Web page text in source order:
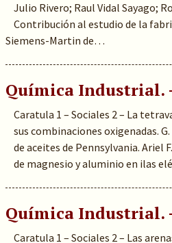
Julio Rivero; Raul Vidal Sayago;
Contribución al estudio de la
Siemens-Martin de…
Química Industrial.
Caratula 1 – Sociales 2 – La
sus combinaciones oxigenadas.
de aceites de Pennsylvania. Ariel
de magnesio y aluminio en ilas
Química Industrial.
Caratula 1 – Sociales 2 – Las